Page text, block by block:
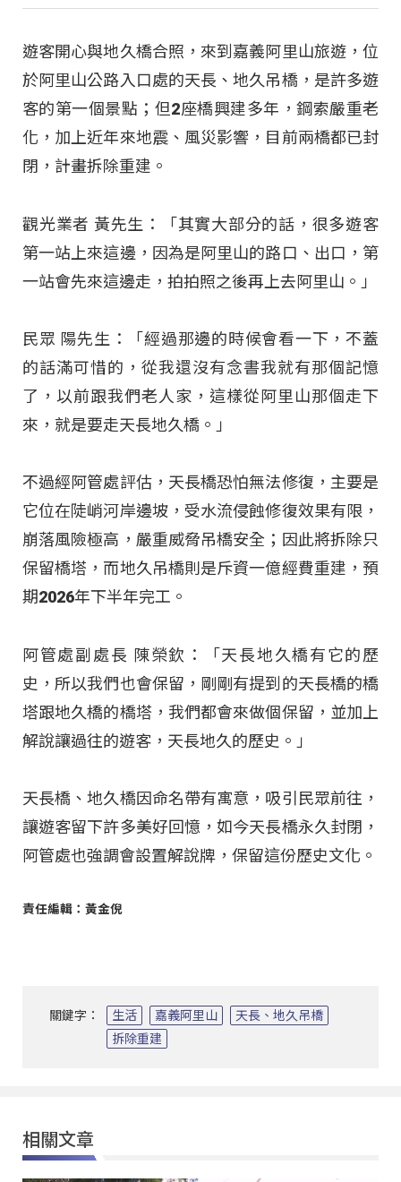
遊客開心與地久橋合照，來到嘉義阿里山旅遊，位
於阿里山公路入口處的天長、地久吊橋，是許多遊
客的第一個景點；但2座橋興建多年，鋼索嚴重老
化，加上近年來地震、風災影響，目前兩橋都已封
閉，計畫拆除重建。
觀光業者 黃先生：「其實大部分的話，很多遊客
第一站上來這邊，因為是阿里山的路口、出口，第
一站會先來這邊走，拍拍照之後再上去阿里山。」
民眾 陽先生：「經過那邊的時候會看一下，不蓋
的話滿可惜的，從我還沒有念書我就有那個記憶
了，以前跟我們老人家，這樣從阿里山那個走下
來，就是要走天長地久橋。」
不過經阿管處評估，天長橋恐怕無法修復，主要是
它位在陡峭河岸邊坡，受水流侵蝕修復效果有限，
崩落風險極高，嚴重威脅吊橋安全；因此將拆除只
保留橋塔，而地久吊橋則是斥資一億經費重建，預
期2026年下半年完工。
阿管處副處長 陳榮欽：「天長地久橋有它的歷
史，所以我們也會保留，剛剛有提到的天長橋的橋
塔跟地久橋的橋塔，我們都會來做個保留，並加上
解說讓過往的遊客，天長地久的歷史。」
天長橋、地久橋因命名帶有寓意，吸引民眾前往，
讓遊客留下許多美好回憶，如今天長橋永久封閉，
阿管處也強調會設置解說牌，保留這份歷史文化。
責任編輯：黃金倪
關鍵字： 生活 嘉義阿里山
天長、地久吊橋
拆除重建
相關文章